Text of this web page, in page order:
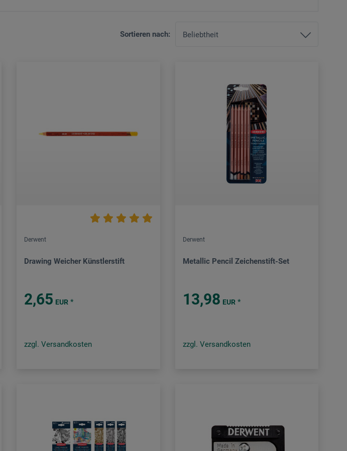
Sortieren nach:
Derwent
Drawing Weicher Künstlerstift
2,65 EUR *
zzgl. Versandkosten
Derwent
Metallic Pencil Zeichenstift-Set
13,98 EUR *
zzgl. Versandkosten